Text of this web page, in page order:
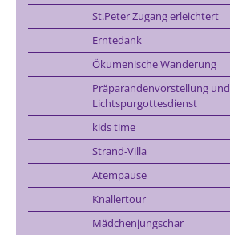
St.Peter Zugang erleichtert
Erntedank
Ökumenische Wanderung
Präparandenvorstellung und
Lichtspurgottesdienst
kids time
Strand-Villa
Atempause
Knallertour
Mädchenjungschar